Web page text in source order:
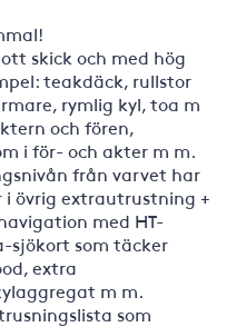
skick och med hög
teakdäck, rullstor
rymlig kyl, toa m
och fören,
i för- och akter m m.
från varvet har
i övrig extrautrustning +
med HT-
sjökort som täcker
extra
m m.
som